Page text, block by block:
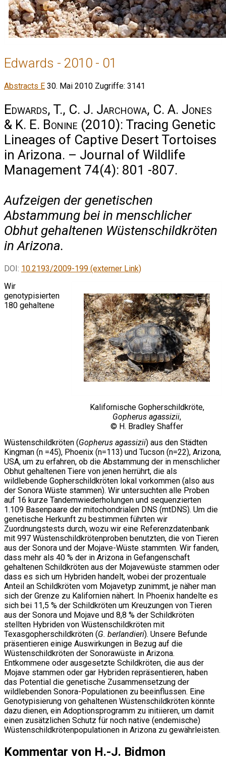
Edwards - 2010 - 01
Abstracts E 30. Mai 2010 Zugriffe: 3141
Edwards, T., C. J. Jarchowa, C. A. Jones
& K. E. Bonine (2010): Tracing Genetic
Lineages of Captive Desert Tortoises
in Arizona. – Journal of Wildlife
Management 74(4): 801 -807.
Aufzeigen der genetischen
Abstammung bei in menschlicher
Obhut gehaltenen Wüstenschildkröten
in Arizona.
DOI: 10.2193/2009-199 (externer Link)
Kalifornische Gopherschildkröte,
Gopherus agassizii,
© H. Bradley Shaffer
Wir
genotypisierten
180 gehaltene
Wüstenschildkröten (Gopherus agassizii) aus den Städten
Kingman (n =45), Phoenix (n=113) und Tucson (n=22), Arizona,
USA, um zu erfahren, ob die Abstammung der in menschlicher
Obhut gehaltenen Tiere von jenen herrührt, die als
wildlebende Gopherschildkröten lokal vorkommen (also aus
der Sonora Wüste stammen). Wir untersuchten alle Proben
auf 16 kurze Tandemwiederholungen und sequenzierten
1.109 Basenpaare der mitochondrialen DNS (mtDNS). Um die
genetische Herkunft zu bestimmen führten wir
Zuordnungstests durch, wozu wir eine Referenzdatenbank
mit 997 Wüstenschildkrötenproben benutzten, die von Tieren
aus der Sonora und der Mojave-Wüste stammten. Wir fanden,
dass mehr als 40 % der in Arizona in Gefangenschaft
gehaltenen Schildkröten aus der Mojavewüste stammen oder
dass es sich um Hybriden handelt, wobei der prozentuale
Anteil an Schildkröten vom Mojavetyp zunimmt, je näher man
sich der Grenze zu Kalifornien nähert. In Phoenix handelte es
sich bei 11,5 % der Schildkröten um Kreuzungen von Tieren
aus der Sonora und Mojave und 8,8 % der Schildkröten
stellten Hybriden von Wüstenschildkröten mit
Texasgopherschildkröten (G. berlandieri). Unsere Befunde
präsentieren einige Auswirkungen in Bezug auf die
Wüstenschildkröten der Sonorawüste in Arizona.
Entkommene oder ausgesetzte Schildkröten, die aus der
Mojave stammen oder gar Hybriden repräsentieren, haben
das Potential die genetische Zusammensetzung der
wildlebenden Sonora-Populationen zu beeinflussen. Eine
Genotypisierung von gehaltenen Wüstenschildkröten könnte
dazu dienen, ein Adoptionsprogramm zu initiieren, um damit
einen zusätzlichen Schutz für noch native (endemische)
Wüstenschildkrötenpopulationen in Arizona zu gewährleisten.
Kommentar von H.-J. Bidmon